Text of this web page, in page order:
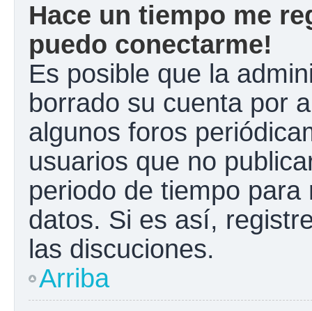
Hace un tiempo me
puedo conectarme!
Es posible que la
borrado su cuenta por
algunos foros
usuarios que no
periodo de tiempo
datos. Si es así,
las discuciones.
Arriba